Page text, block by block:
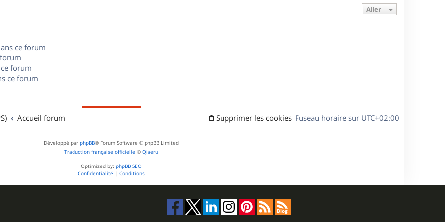
g
s
Aller
ce forum
forum
ce forum
Accueil forum Fuseau horaire sur UTC+02:00
Supprimer les cookies
Développé par phpBB® Forum Software © phpBB Limited
Traduction française officielle © Qiaeru
Optimized by: phpBB SEO
Confidentialité | Conditions